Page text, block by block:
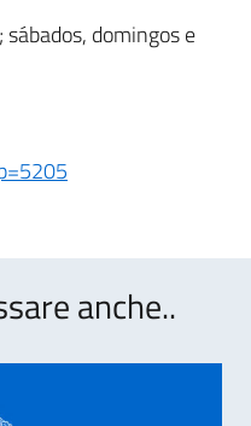
domingos e
anche..